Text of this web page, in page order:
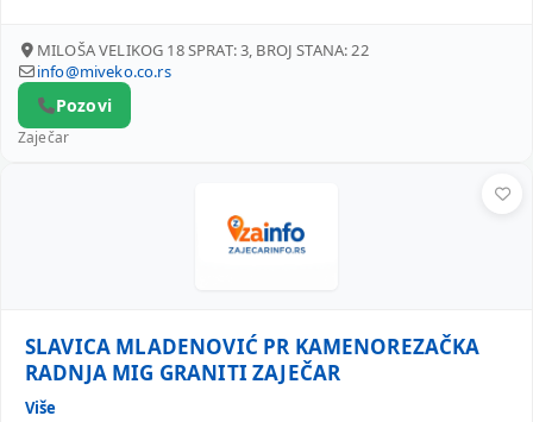
MILOŠA VELIKOG 18 SPRAT: 3, BROJ STANA: 22
info@miveko.co.rs
Pozovi
Zaječar
SLAVICA MLADENOVIĆ PR KAMENOREZAČKA
RADNJA MIG GRANITI ZAJEČAR
Više